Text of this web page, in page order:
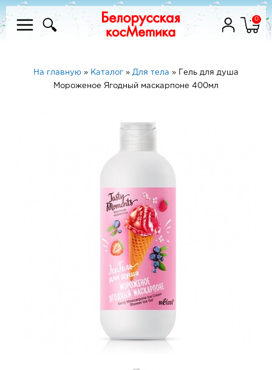
0
На главную » Каталог » Для тела »
Гель для душа
Мороженое Ягодный маскарпоне 400мл